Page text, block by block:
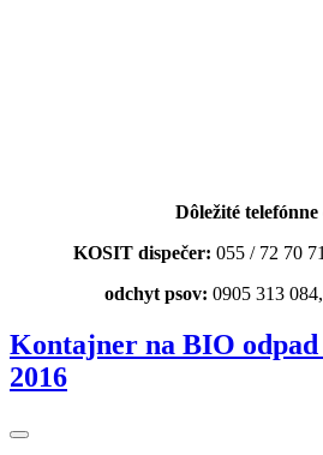
Dôležité telefónne
KOSIT dispečer: 055 / 72 70
odchyt psov: 0905 313
Kontajner na BIO
2016